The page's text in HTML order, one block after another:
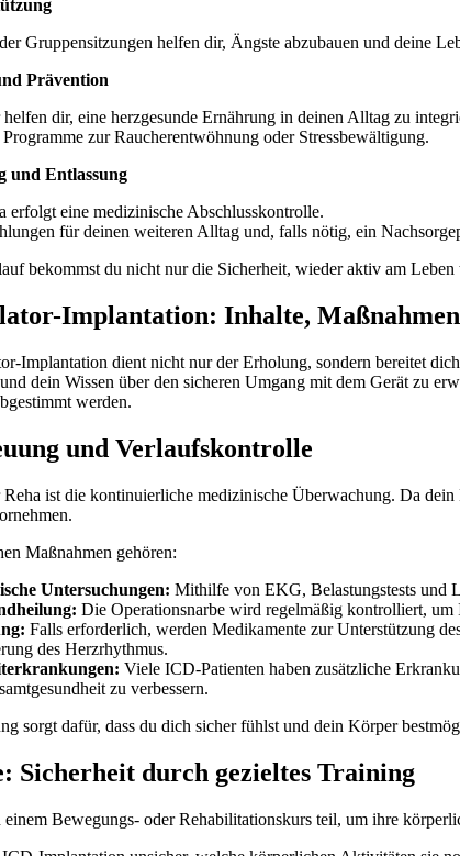
Gruppensitzungen helfen dir, Ängste abzubauen und deine
Prävention
helfen dir, eine herzgesunde Ernährung in deinen Alltag zu
zur Raucherentwöhnung oder Stressbewältigung.
und Entlassung
erfolgt eine medizinische Abschlusskontrolle.
für deinen weiteren Alltag und, falls nötig, ein
bekommst du nicht nur die Sicherheit, wieder aktiv am
Implantation: Inhalte,
Implantation dient nicht nur der Erholung, sondern bereitet
dein Wissen über den sicheren Umgang mit dem Gerät zu
werden.
und Verlaufskontrolle
Reha ist die kontinuierliche medizinische Überwachung. Da
Maßnahmen gehören:
Untersuchungen: Mithilfe von EKG, Belastungstests und
Die Operationsnarbe wird regelmäßig kontrolliert,
Falls erforderlich, werden Medikamente zur Unterstützung
des Herzrhythmus.
Viele ICD-Patienten haben zusätzliche
zu verbessern.
sorgt dafür, dass du dich sicher fühlst und dein Körper
Sicherheit durch gezieltes Training